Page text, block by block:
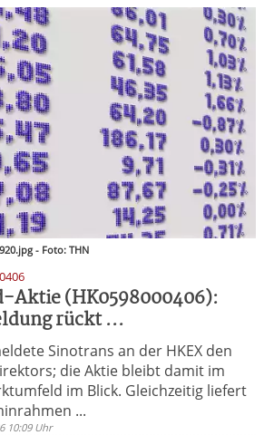
- Foto: THN
Aktie (HK0598000406):
rückt ...
Sinotrans an der HKEX den
die Aktie bleibt damit im
im Blick. Gleichzeitig liefert
...
10:09 Uhr